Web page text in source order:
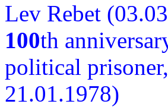
Lev Rebet
100th
political
21.01.1978)